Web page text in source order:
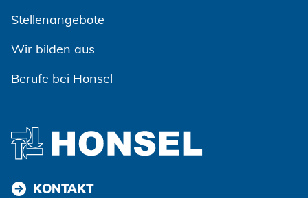
Stellenangebote
Wir bilden aus
Berufe bei Honsel
KONTAKT